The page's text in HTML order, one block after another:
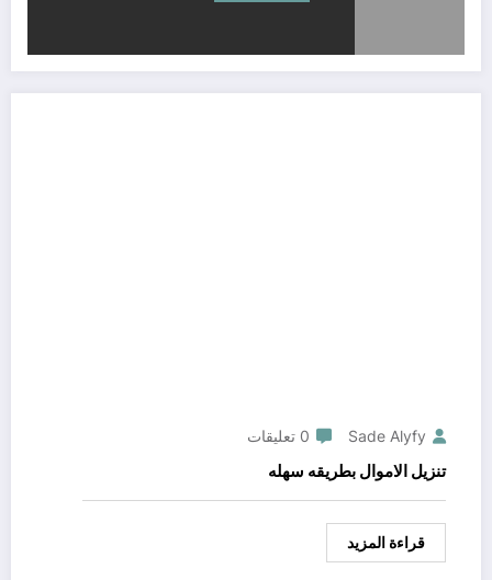
Sade Alyfy 0 تعليقات
تنزيل الاموال بطريقه سهله
قراءة المزيد